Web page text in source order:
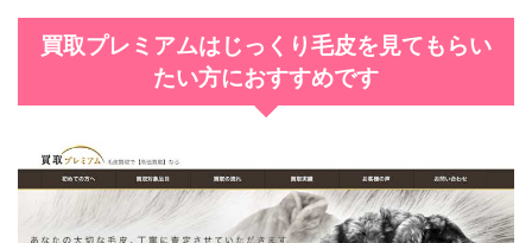
買取プレミアムはじっくり毛皮を見てもらい
たい方におすすめです